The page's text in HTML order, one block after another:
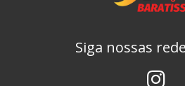
Siga nossas